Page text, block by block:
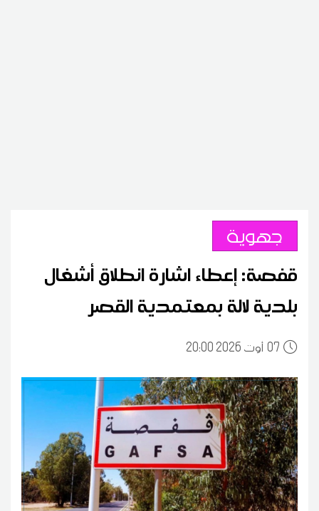
جهوية
قفصة: إعطاء اشارة انطلاق أشغال
بلدية لالة بمعتمدية القصر
0720:00 2026 أوت